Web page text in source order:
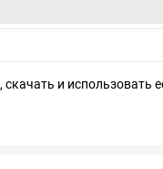
и использовать